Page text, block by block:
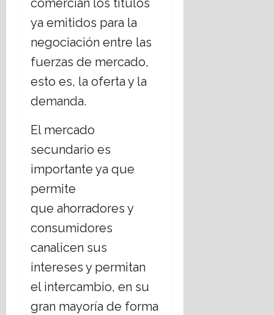
comercian los títulos
ya emitidos para la
negociación entre las
fuerzas de mercado,
esto es, la oferta y la
demanda.
El mercado
secundario es
importante ya que
permite
que ahorradores y
consumidores
canalicen sus
intereses y permitan
el intercambio, en su
gran mayoría de forma